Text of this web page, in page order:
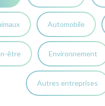
Automobile
être Environnement
Autres entreprises